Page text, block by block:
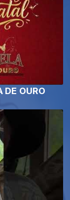
DE OURO